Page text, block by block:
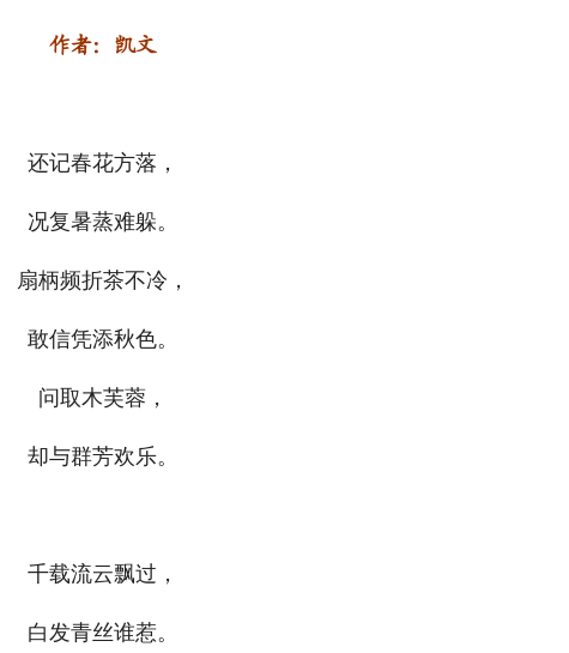
作者：凯文
还记春花方落，
况复暑蒸难躲。
扇柄频折茶不冷，
敢信凭添秋色。
问取木芙蓉，
却与群芳欢乐。
千载流云飘过，
白发青丝谁惹。